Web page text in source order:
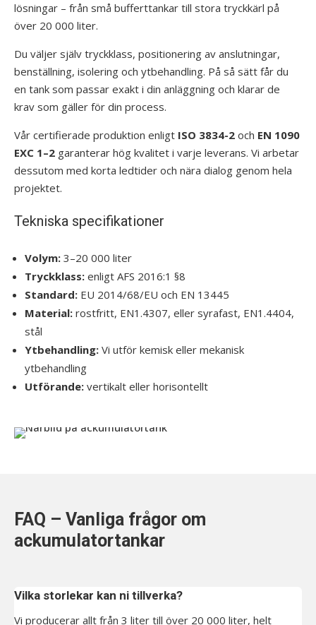
lösningar – från små bufferttankar till stora tryckkärl på
över 20 000 liter.
Du väljer själv tryckklass, positionering av anslutningar,
benställning, isolering och ytbehandling. På så sätt får du
en tank som passar exakt i din anläggning och klarar de
krav som gäller för din process.
Vår certifierade produktion enligt ISO 3834-2 och EN 1090
EXC 1–2 garanterar hög kvalitet i varje leverans. Vi arbetar
dessutom med korta ledtider och nära dialog genom hela
projektet.
Tekniska specifikationer
Volym: 3–20 000 liter
Tryckklass: enligt AFS 2016:1 §8
Standard: EU 2014/68/EU och EN 13445
Material: rostfritt, EN1.4307, eller syrafast, EN1.4404,
stål
Ytbehandling: Vi utför kemisk eller mekanisk
ytbehandling
Utförande: vertikalt eller horisontellt
FAQ – Vanliga frågor om
ackumulatortankar
Vilka storlekar kan ni tillverka?
Vi producerar allt från 3 liter till över 20 000 liter, helt